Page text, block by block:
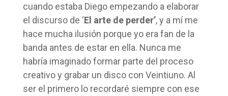
cuando estaba Diego empezando a elaborar
el discurso de ‘El arte de perder’, y a mí me
hace mucha ilusión porque yo era fan de la
banda antes de estar en ella. Nunca me
habría imaginado formar parte del proceso
creativo y grabar un disco con Veintiuno. Al
ser el primero lo recordaré siempre con ese